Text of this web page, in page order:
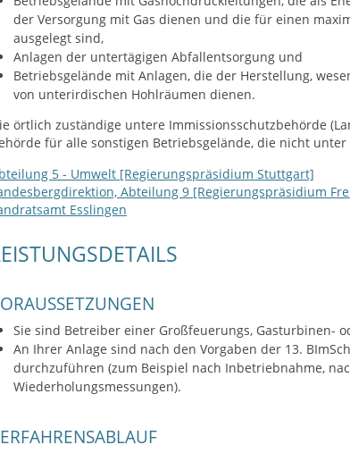
der Versorgung mit Gas dienen und die für einen
ausgelegt sind,
Anlagen der untertägigen Abfallentsorgung und
Betriebsgelände mit Anlagen, die der Herstellung,
von unterirdischen Hohlräumen dienen.
örtlich zuständige untere Immissionsschutzbehörde
für alle sonstigen Betriebsgelände, die nicht
5 - Umwelt [Regierungspräsidium Stuttgart]
Abteilung 9 [Regierungspräsidium
Esslingen
Sie sind Betreiber einer Großfeuerungs, Gasturbinen-
An Ihrer Anlage sind nach den Vorgaben der 13.
durchzuführen (zum Beispiel nach Inbetriebnahme,
Wiederholungsmessungen).